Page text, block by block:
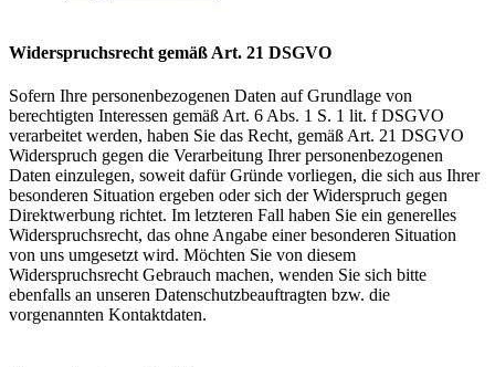
Widerspruchsrecht gemäß Art. 21 DSGVO
Sofern Ihre personenbezogenen Daten auf Grundlage von
berechtigten Interessen gemäß Art. 6 Abs. 1 S. 1 lit. f DSGVO
verarbeitet werden, haben Sie das Recht, gemäß Art. 21 DSGVO
Widerspruch gegen die Verarbeitung Ihrer personenbezogenen
Daten einzulegen, soweit dafür Gründe vorliegen, die sich aus Ihrer
besonderen Situation ergeben oder sich der Widerspruch gegen
Direktwerbung richtet. Im letzteren Fall haben Sie ein generelles
Widerspruchsrecht, das ohne Angabe einer besonderen Situation
von uns umgesetzt wird. Möchten Sie von diesem
Widerspruchsrecht Gebrauch machen, wenden Sie sich bitte
ebenfalls an unseren Datenschutzbeauftragten bzw. die
vorgenannten Kontaktdaten.